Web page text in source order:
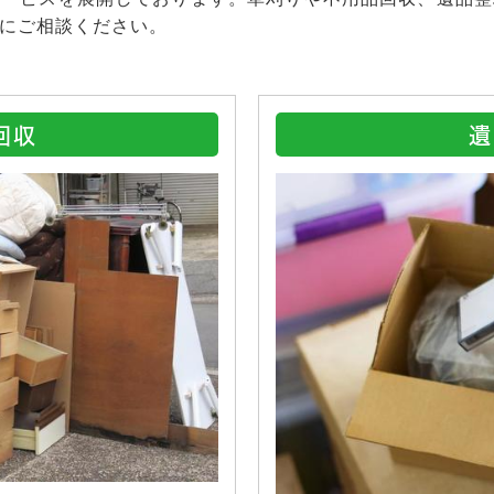
ご相談ください。
収